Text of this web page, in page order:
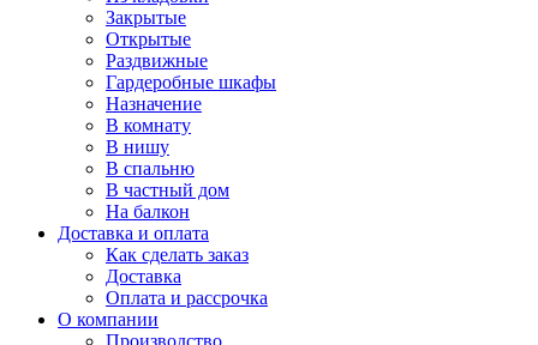
Закрытые
Открытые
Раздвижные
Гардеробные шкафы
Назначение
В комнату
В нишу
В спальню
В частный дом
На балкон
Доставка и оплата
Как сделать заказ
Доставка
Оплата и рассрочка
О компании
Производство